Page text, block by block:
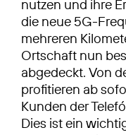
nutzen und ihre
die neue 5G-
mehreren
Ortschaft nun
abgedeckt. Von
profitieren ab
Kunden der
Dies ist ein